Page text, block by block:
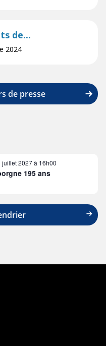
de...
2024
de presse
juillet 2027 à 16h00
195 ans